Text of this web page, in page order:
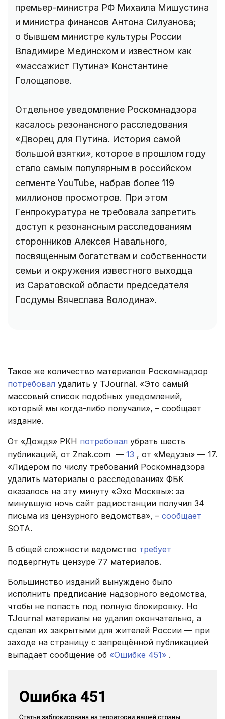
премьер-министра РФ Михаила Мишустина
и министра финансов Антона Силуанова;
о бывшем министре культуры России
Владимире Мединском и известном как
«массажист Путина» Константине
Голощапове.
Отдельное уведомление Роскомнадзора
касалось резонансного расследования
«Дворец для Путина. История самой
большой взятки», которое в прошлом году
стало самым популярным в российском
сегменте YouTube, набрав более 119
миллионов просмотров. При этом
Генпрокуратура не требовала запретить
доступ к резонансным расследованиям
сторонников Алексея Навального,
посвященным богатствам и собственности
семьи и окружения известного выходца
из Саратовской области председателя
Госдумы Вячеслава Володина».
Такое же количество материалов Роскомнадзор
потребовал удалить у TJournal. «Это самый
массовый список подобных уведомлений,
который мы когда-либо получали», – сообщает
издание.
От «Дождя» РКН потребовал убрать шесть
публикаций, от Znak.com — 13 , от «Медузы» — 17.
«Лидером по числу требований Роскомнадзора
удалить материалы о расследованиях ФБК
оказалось на эту минуту «Эхо Москвы»: за
минувшую ночь сайт радиостанции получил 34
письма из цензурного ведомства», – сообщает
SOTA.
В общей сложности ведомство требует
подвергнуть цензуре 77 материалов.
Большинство изданий вынуждено было
исполнить предписание надзорного ведомства,
чтобы не попасть под полную блокировку. Но
TJournal материалы не удалил окончательно, а
сделал их закрытыми для жителей России — при
заходе на страницу с запрещённой публикацией
выпадает сообщение об «Ошибке 451» .